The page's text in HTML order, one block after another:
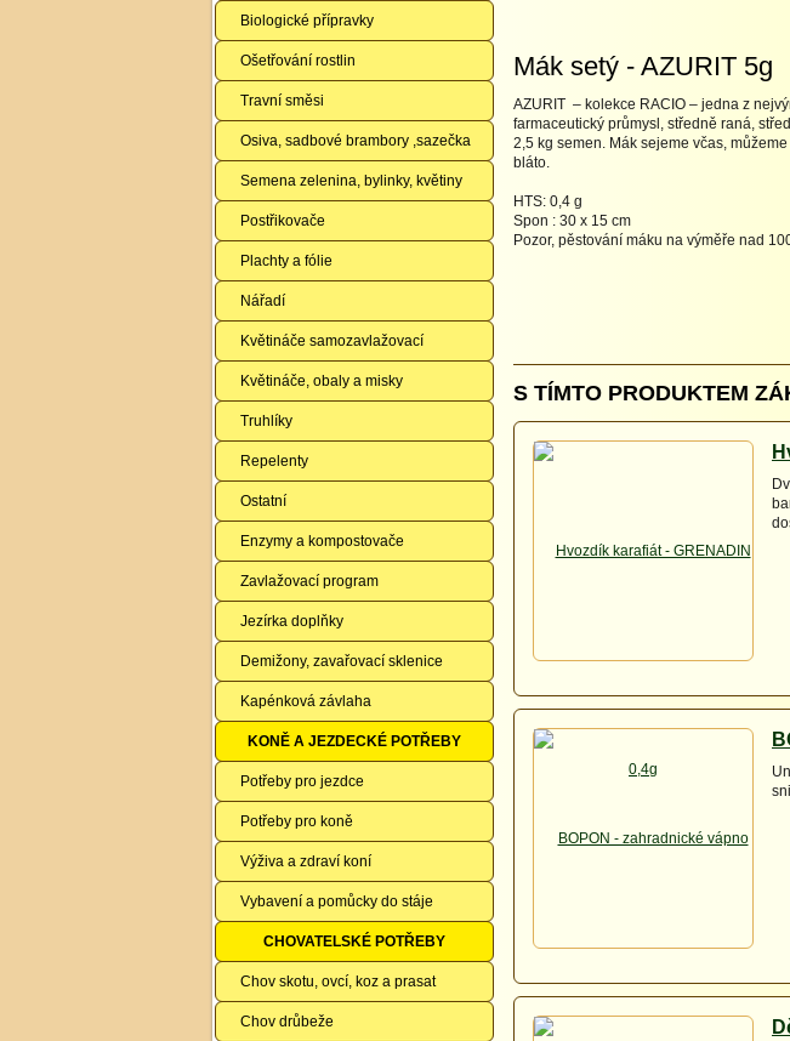
Biologické přípravky
Ošetřování rostlin
Travní směsi
Osiva, sadbové brambory ,sazečka
Semena zelenina, bylinky, květiny
Postřikovače
Plachty a fólie
Nářadí
Květináče samozavlažovací
Květináče, obaly a misky
Truhlíky
Repelenty
Ostatní
Enzymy a kompostovače
Zavlažovací program
Jezírka doplňky
Demižony, zavařovací sklenice
Kapénková závlaha
KONĚ A JEZDECKÉ POTŘEBY
Potřeby pro jezdce
Potřeby pro koně
Výživa a zdraví koní
Vybavení a pomůcky do stáje
CHOVATELSKÉ POTŘEBY
Chov skotu, ovcí, koz a prasat
Chov drůbeže
Mák setý - AZURIT 5g
AZURIT – kolekce RACIO – jedna z
farmaceutický průmysl, středně raná,
2,5 kg semen. Mák sejeme včas,
bláto.
HTS: 0,4 g
Spon : 30 x 15 cm
Pozor, pěstování máku na výměře nad
S TÍMTO PRODUKTEM